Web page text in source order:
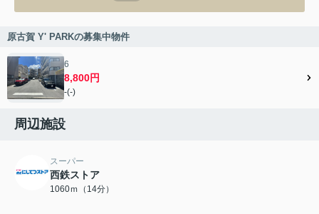
原古賀 Y' PARKの募集中物件
6
8,800円
-(-)
周辺施設
スーパー
西鉄ストア
1060ｍ（14分）